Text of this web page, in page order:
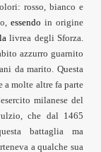
rosso, bianco e
essendo in origine
livrea degli Sforza.
azzurro guarnito
da marito. Questa
a molte altre fa parte
milanese del
che dal 1465
battaglia ma
a qualche sua